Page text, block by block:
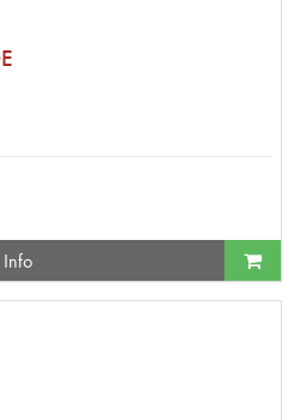
Info